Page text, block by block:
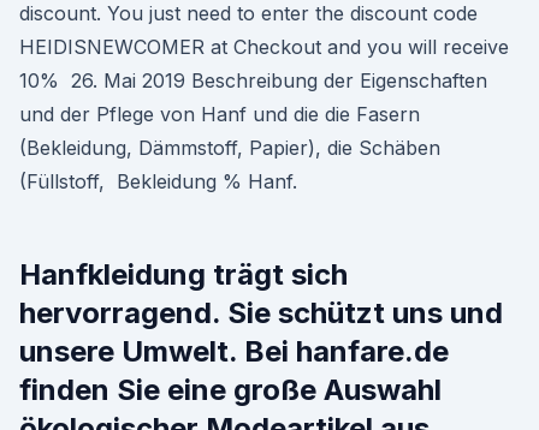
discount. You just need to enter the discount code
HEIDISNEWCOMER at Checkout and you will receive
10% 26. Mai 2019 Beschreibung der Eigenschaften
und der Pflege von Hanf und die die Fasern
(Bekleidung, Dämmstoff, Papier), die Schäben
(Füllstoff, Bekleidung % Hanf.
Hanfkleidung trägt sich
hervorragend. Sie schützt uns und
unsere Umwelt. Bei hanfare.de
finden Sie eine große Auswahl